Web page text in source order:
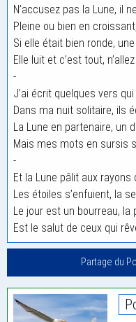
N’accusez pas la Lune, il
Pleine ou bien en
Si elle était bien ronde,
Elle luit et c’est tout,
-
J’ai écrit quelques vers
Dans ma nuit solitaire, ils
La Lune en partenaire, un
Mais mes mots en sursis
-
Et la Lune pâlit aux rayons
Les étoiles s’enfuient, la
Le jour est un bourreau, la
Est le salut de ceux qui
Partage du